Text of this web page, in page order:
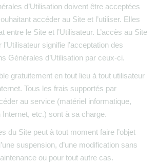
d’Utilisation doivent être acceptées
accéder au Site et l’utiliser. Elles
entre le Site et l’Utilisateur. L’accès au Site
signifie l’acceptation des
Générales d’Utilisation par ceux-ci.
gratuitement en tout lieu à tout utilisateur
Tous les frais supportés par
au service (matériel informatique,
etc.) sont à sa charge.
du Site peut à tout moment faire l’objet
suspension, d’une modification sans
ou pour tout autre cas.